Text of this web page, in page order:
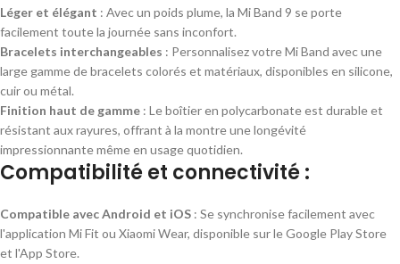
Léger et élégant : Avec un poids plume, la Mi Band 9 se porte
facilement toute la journée sans inconfort.
Bracelets interchangeables : Personnalisez votre Mi Band avec une
large gamme de bracelets colorés et matériaux, disponibles en silicone,
cuir ou métal.
Finition haut de gamme : Le boîtier en polycarbonate est durable et
résistant aux rayures, offrant à la montre une longévité
impressionnante même en usage quotidien.
Compatibilité et connectivité :
Compatible avec Android et iOS : Se synchronise facilement avec
l'application Mi Fit ou Xiaomi Wear, disponible sur le Google Play Store
et l'App Store.